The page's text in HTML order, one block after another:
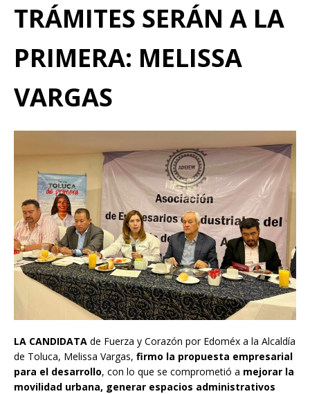
TRÁMITES SERÁN A LA
PRIMERA: MELISSA
VARGAS
LA CANDIDATA de Fuerza y Corazón por Edoméx a la Alcaldía
de Toluca, Melissa Vargas, firmo la propuesta empresarial
para el desarrollo, con lo que se comprometió a mejorar la
movilidad urbana, generar espacios administrativos